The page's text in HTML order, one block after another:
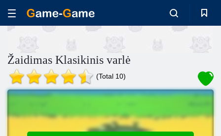
Žaidimas Klasikinis varlė
(Total 10)